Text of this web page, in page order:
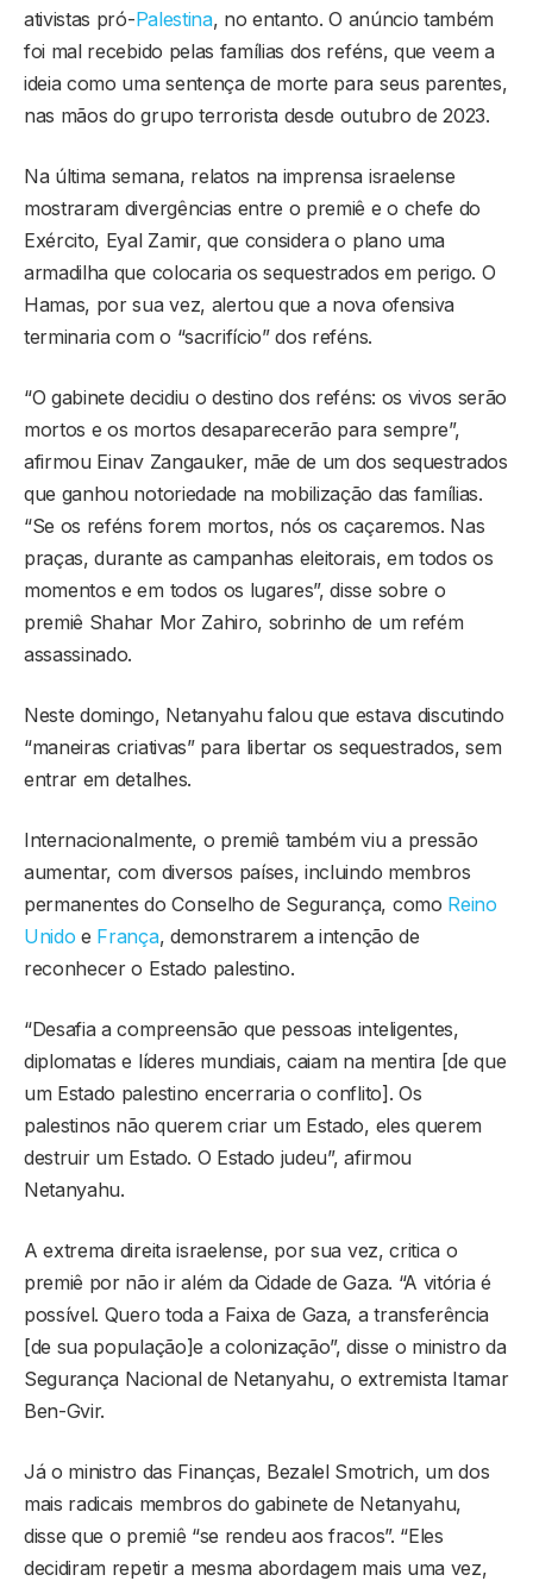
ativistas pró-Palestina, no entanto. O anúncio também
foi mal recebido pelas famílias dos reféns, que veem a
ideia como uma sentença de morte para seus parentes,
nas mãos do grupo terrorista desde outubro de 2023.
Na última semana, relatos na imprensa israelense
mostraram divergências entre o premiê e o chefe do
Exército, Eyal Zamir, que considera o plano uma
armadilha que colocaria os sequestrados em perigo. O
Hamas, por sua vez, alertou que a nova ofensiva
terminaria com o “sacrifício” dos reféns.
“O gabinete decidiu o destino dos reféns: os vivos serão
mortos e os mortos desaparecerão para sempre”,
afirmou Einav Zangauker, mãe de um dos sequestrados
que ganhou notoriedade na mobilização das famílias.
“Se os reféns forem mortos, nós os caçaremos. Nas
praças, durante as campanhas eleitorais, em todos os
momentos e em todos os lugares”, disse sobre o
premiê Shahar Mor Zahiro, sobrinho de um refém
assassinado.
Neste domingo, Netanyahu falou que estava discutindo
“maneiras criativas” para libertar os sequestrados, sem
entrar em detalhes.
Internacionalmente, o premiê também viu a pressão
aumentar, com diversos países, incluindo membros
permanentes do Conselho de Segurança, como Reino
Unido e França, demonstrarem a intenção de
reconhecer o Estado palestino.
“Desafia a compreensão que pessoas inteligentes,
diplomatas e líderes mundiais, caiam na mentira [de que
um Estado palestino encerraria o conflito]. Os
palestinos não querem criar um Estado, eles querem
destruir um Estado. O Estado judeu”, afirmou
Netanyahu.
A extrema direita israelense, por sua vez, critica o
premiê por não ir além da Cidade de Gaza. “A vitória é
possível. Quero toda a Faixa de Gaza, a transferência
[de sua população]e a colonização”, disse o ministro da
Segurança Nacional de Netanyahu, o extremista Itamar
Ben-Gvir.
Já o ministro das Finanças, Bezalel Smotrich, um dos
mais radicais membros do gabinete de Netanyahu,
disse que o premiê “se rendeu aos fracos”. “Eles
decidiram repetir a mesma abordagem mais uma vez,